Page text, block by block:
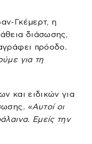
Γκέμερτ, η
διάσωσης,
πρόοδο.
για τη
και ειδικών για
«Αυτοί οι
Εμείς την